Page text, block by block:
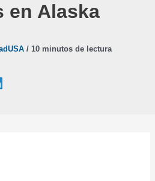
en Alaska
/ 10 minutos de lectura